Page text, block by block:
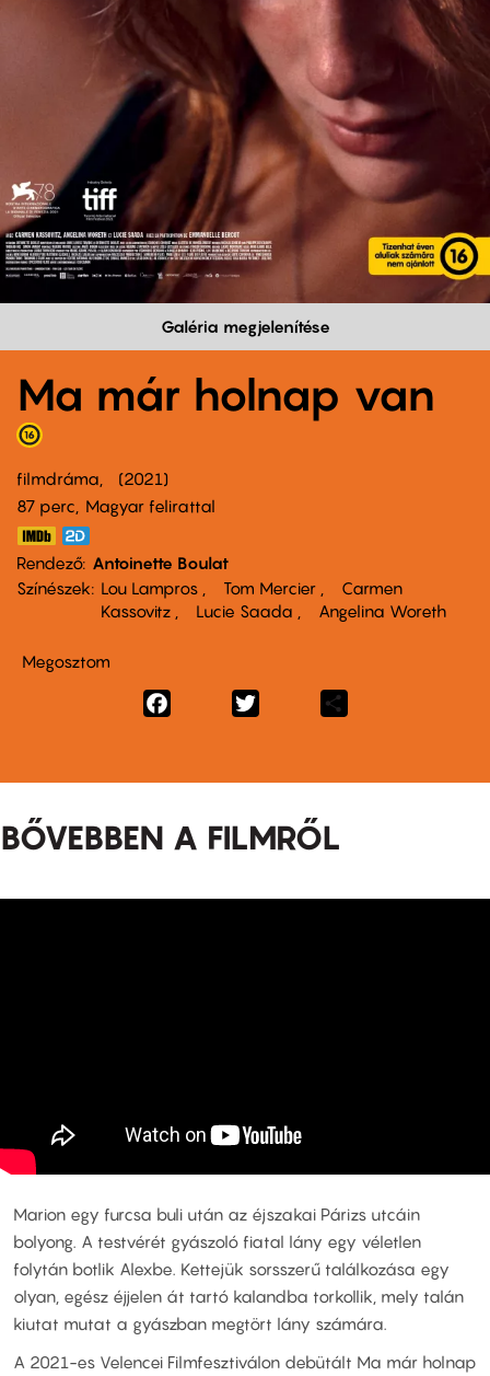
Galéria megjelenítése
Ma már holnap van
filmdráma
2021
87 perc,
Magyar felirattal
Rendező Antoinette Boulat
Színészek
Lou Lampros Tom Mercier
Carmen
Kassovitz
Lucie Saada Angelina Woreth
Megosztom
Facebook
BŐVEBBEN A FILMRŐL
Marion egy furcsa buli után az éjszakai Párizs utcáin
bolyong. A testvérét gyászoló fiatal lány egy véletlen
folytán botlik Alexbe. Kettejük sorsszerű találkozása egy
olyan, egész éjjelen át tartó kalandba torkollik, mely talán
kiutat mutat a gyászban megtört lány számára.
A 2021-es Velencei Filmfesztiválon debütált Ma már holnap